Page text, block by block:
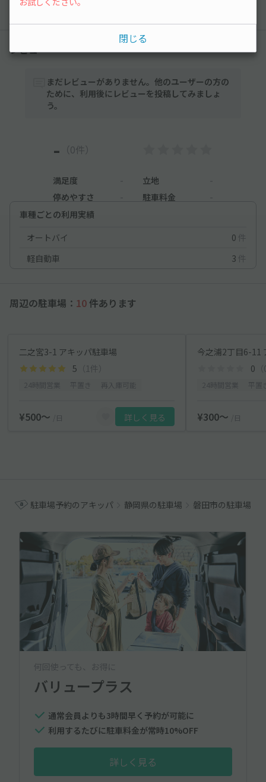
レビュー
まだレビューがありません。他のユーザーの方の
ために、利用後にレビューを投稿してみましょ
う。
- （0件）
満足度 - 立地
-
停めやすさ
- 駐車料金
-
車種ごとの利用実績
オートバイ
0 件
軽自動車
3 件
周辺の駐車場： 10 件あります
二之宮3-1 アキッパ駐車場
5 （1件）
¥500〜 /日 詳しく見る
今之浦2丁目6-11
0
¥300〜 /日
駐車場予約のアキッパ 静岡県の駐車場 磐田市の駐車場
閉じる
何回使っても、お得に
バリュープラス
通常会員よりも3時間早く予約が可能に
利用するたびに駐車料金が常時10%OFF
詳しく見る